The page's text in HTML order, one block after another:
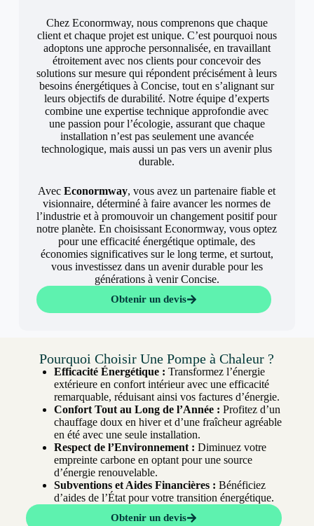
Chez Econormway, nous comprenons que chaque
client et chaque projet est unique. C’est pourquoi nous
adoptons une approche personnalisée, en travaillant
étroitement avec nos clients pour concevoir des
solutions sur mesure qui répondent précisément à leurs
besoins énergétiques à Concise, tout en s’alignant sur
leurs objectifs de durabilité. Notre équipe d’experts
combine une expertise technique approfondie avec
une passion pour l’écologie, assurant que chaque
installation n’est pas seulement une avancée
technologique, mais aussi un pas vers un avenir plus
durable.
AvecEconormway, vous avez un partenaire fiable et
visionnaire, déterminé à faire avancer les normes de
l’industrie et à promouvoir un changement positif pour
notre planète. En choisissant Econormway, vous optez
pour une efficacité énergétique optimale, des
économies significatives sur le long terme, et surtout,
vous investissez dans un avenir durable pour les
générations à venir Concise.
Obtenir un devis
Pourquoi Choisir Une Pompe à Chaleur ?
Efficacité Énergétique : Transformez l’énergie
extérieure en confort intérieur avec une efficacité
remarquable, réduisant ainsi vos factures d’énergie.
Confort Tout au Long de l’Année : Profitez d’un
chauffage doux en hiver et d’une fraîcheur agréable
en été avec une seule installation.
Respect de l’Environnement : Diminuez votre
empreinte carbone en optant pour une source
d’énergie renouvelable.
Subventions et Aides Financières : Bénéficiez
d’aides de l’État pour votre transition énergétique.
Obtenir un devis